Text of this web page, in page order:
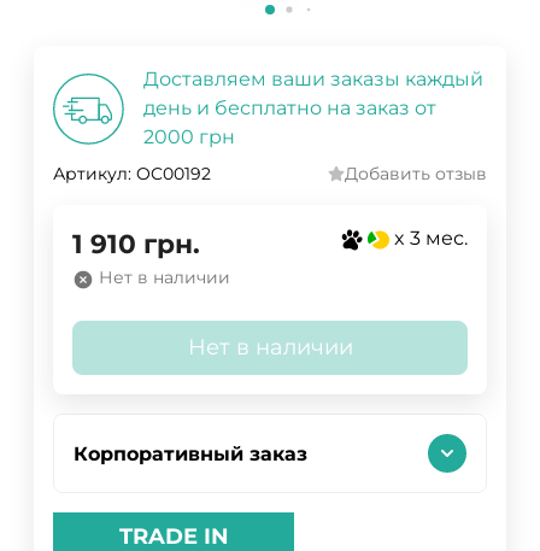
Доставляем ваши заказы каждый
день и бесплатно на заказ от
2000 грн
Артикул: OC00192 Добавить отзыв
1 910 грн. x 3 мес.
Нет в наличии
Нет в наличии
Корпоративный заказ
TRADE IN